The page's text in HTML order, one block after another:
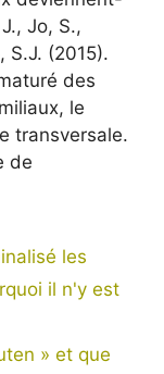
Jo, S.,
S.J. (2015).
des
le
transversale.
de
les
il n'y est
» et que